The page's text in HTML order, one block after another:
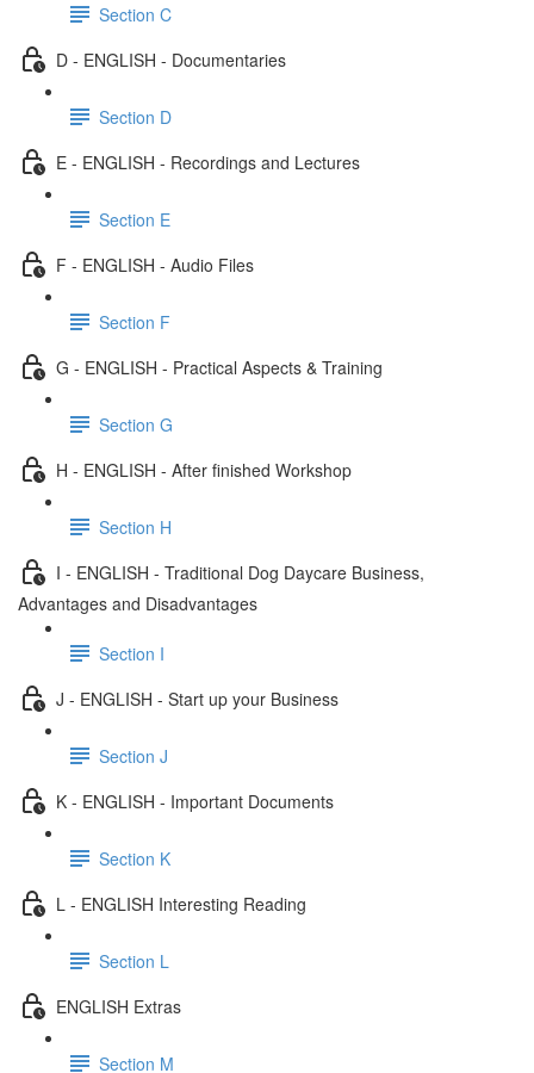
Section C
D - ENGLISH - Documentaries
Section D
E - ENGLISH - Recordings and Lectures
Section E
F - ENGLISH - Audio Files
Section F
G - ENGLISH - Practical Aspects & Training
Section G
H - ENGLISH - After finished Workshop
Section H
I - ENGLISH - Traditional Dog Daycare Business,
Advantages and Disadvantages
Section I
J - ENGLISH - Start up your Business
Section J
K - ENGLISH - Important Documents
Section K
L - ENGLISH Interesting Reading
Section L
ENGLISH Extras
Section M